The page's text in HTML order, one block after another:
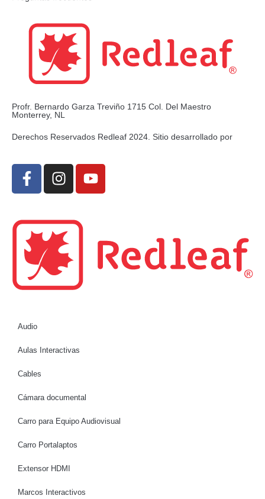
Profr. Bernardo Garza Treviño 1715 Col. Del Maestro
Monterrey, NL
Derechos Reservados Redleaf 2024. Sitio desarrollado por
Audio
Aulas Interactivas
Cables
Cámara documental
Carro para Equipo Audiovisual
Carro Portalaptos
Extensor HDMI
Marcos Interactivos